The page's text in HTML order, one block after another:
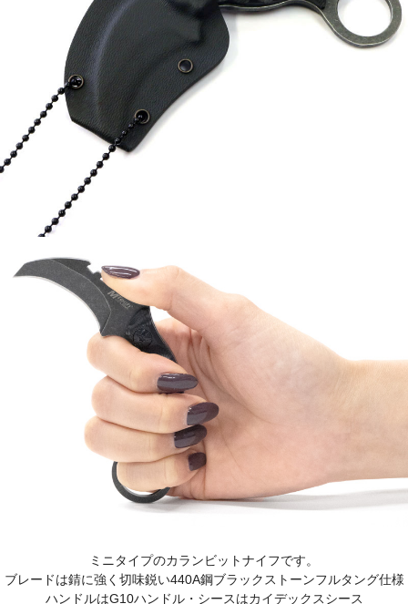
ミニタイプのカランビットナイフです。
ブレードは錆に強く切味鋭い440A鋼ブラックストーンフルタング仕様
ハンドルはG10ハンドル・シースはカイデックスシース